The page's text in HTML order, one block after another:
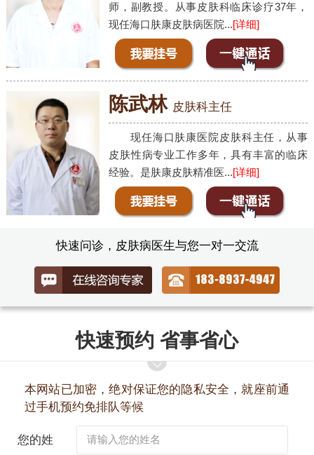
师，副教授。从事皮肤科临床诊疗37年，
现任海口肤康皮肤病医院...[详细]
陈武林 皮肤科主任
现任海口肤康医院皮肤科主任，从事
皮肤性病专业工作多年，具有丰富的临床
经验。是肤康皮肤精准医...[详细]
快速问诊，皮肤病医生与您一对一交流
快速预约 省事省心
本网站已加密，绝对保证您的隐私安全，就座前通
过手机预约免排队等候
您的姓